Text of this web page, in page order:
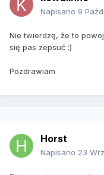
Napisano 9
Nie twierdzę, że to
się pas zepsuć :)
Pozdrawiam
Horst
Napisano 23